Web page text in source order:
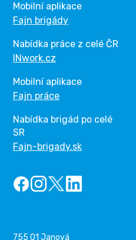
Mobilní aplikace
Fajn brigády
Nabídka práce z celé ČR
INwork.cz
Mobilní aplikace
Fajn práce
Nabídka brigád po celé
SR
Fajn-brigady.sk
755 01 Janová